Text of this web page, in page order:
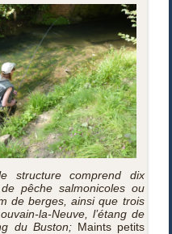
structure comprend dix
pêche salmonicoles ou
de berges, ainsi que trois
la-Neuve, l’étang de
du Buston; Maints petits